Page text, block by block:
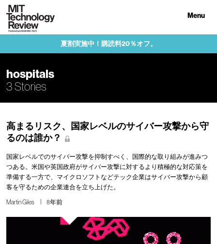
Menu
夏割実施中！購読料20％オフ。
hospitals
3 Stories
高まるリスク、国家レベルのサイバー攻撃から守
るのは誰か？
国家レベルでのサイバー攻撃を抑制すべく、国際的な取り組みが進みつ
つある。米国や英国政府がサイバー攻撃に対するより積極的な対応策を
準備する一方で、マイクロソフトなどテック企業はサイバー攻撃から顧
客を守るための企業連合を立ち上げた。
Martin Giles 8年前